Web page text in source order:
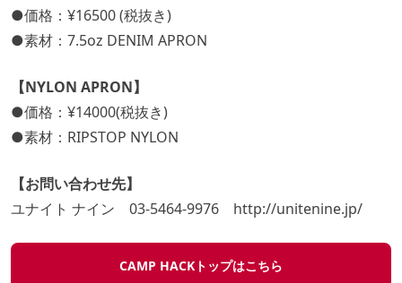
●価格：¥16500 (税抜き)
●素材：7.5oz DENIM APRON
【NYLON APRON】
●価格：¥14000(税抜き)
●素材：RIPSTOP NYLON
【お問い合わせ先】
ユナイト ナイン 03-5464-9976 http://unitenine.jp/
CAMP HACKトップはこちら